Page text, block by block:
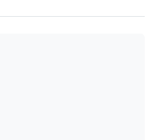
a três